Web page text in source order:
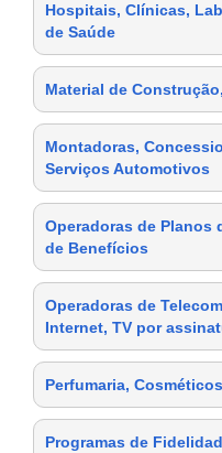
Hospitais, Clínicas,
de Saúde
Material de
Montadoras,
Serviços Automotivos
Operadoras de Planos
de Benefícios
Operadoras de
Internet, TV por
Perfumaria,
Programas de